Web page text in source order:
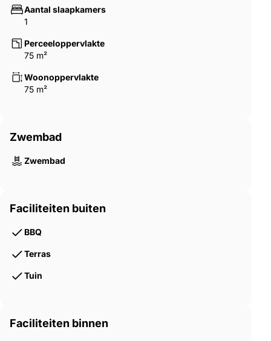
Aantal slaapkamers
1
Perceeloppervlakte
75 m²
Woonoppervlakte
75 m²
Zwembad
Zwembad
Faciliteiten buiten
BBQ
Terras
Tuin
Faciliteiten binnen